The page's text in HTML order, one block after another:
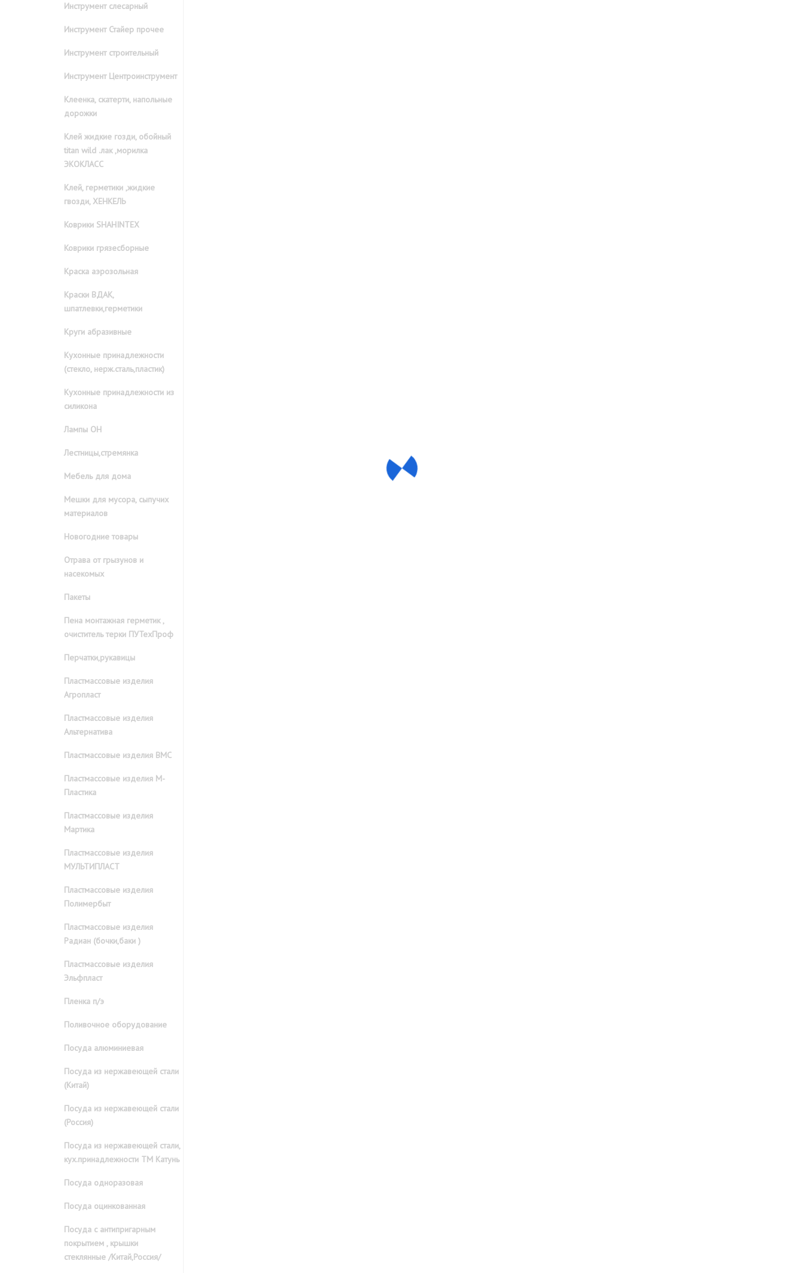
Инструмент слесарный
Инструмент Стайер прочее
Инструмент строительный
Инструмент Центроинструмент
Клеенка, скатерти, напольные
дорожки
Клей жидкие гозди, обойный
titan wild .лак ,морилка
ЭКОКЛАСС
Клей, герметики ,жидкие
гвозди, ХЕНКЕЛЬ
Коврики SHAHINTEX
Коврики грязесборные
Краска аэрозольная
Краски ВДАК,
шпатлевки,герметики
Круги абразивные
Кухонные принадлежности
(стекло, нерж.сталь,пластик)
Кухонные принадлежности из
силикона
Лампы ОН
Лестницы,стремянка
Мебель для дома
Мешки для мусора, сыпучих
материалов
Новогодние товары
Отрава от грызунов и
насекомых
Пакеты
Пена монтажная герметик ,
очиститель терки ПУТехПроф
Перчатки,рукавицы
Пластмассовые изделия
Агропласт
Пластмассовые изделия
Альтернатива
Пластмассовые изделия ВМС
Пластмассовые изделия М-
Пластика
Пластмассовые изделия
Мартика
Пластмассовые изделия
МУЛЬТИПЛАСТ
Пластмассовые изделия
Полимербыт
Пластмассовые изделия
Радиан (бочки,баки )
Пластмассовые изделия
Эльфпласт
Пленка п/э
Поливочное оборудование
Посуда алюминиевая
Посуда из нержавеющей стали
(Китай)
Посуда из нержавеющей стали
(Россия)
Посуда из нержавеющей стали,
кух.принадлежности ТМ Катунь
Посуда одноразовая
Посуда оцинкованная
Посуда с антипригарным
покрытием , крышки
стеклянные /Китай,Россия/